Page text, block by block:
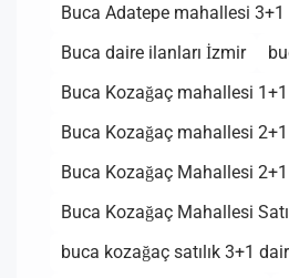
Buca Adatepe mahallesi 3+1
Buca daire ilanları İzmir
Buca Kozağaç mahallesi
Buca Kozağaç mahallesi
Buca Kozağaç Mahallesi 2+1
Buca Kozağaç Mahallesi
buca kozağaç satılık 3+1